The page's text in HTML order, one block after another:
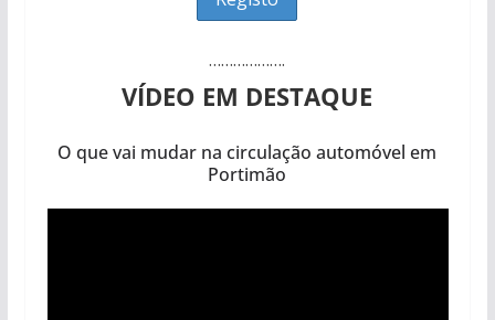
……………….
VÍDEO EM DESTAQUE
O que vai mudar na circulação automóvel em
Portimão